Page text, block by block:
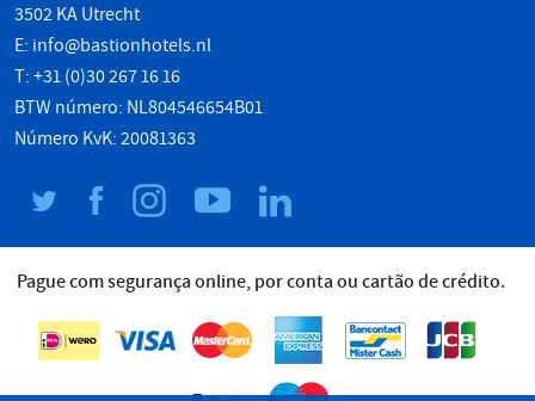
3502 KA Utrecht
E: info@bastionhotels.nl
T: +31 (0)30 267 16 16
BTW número: NL804546654B01
Número KvK: 20081363
Pague com segurança online, por conta ou cartão de crédito.